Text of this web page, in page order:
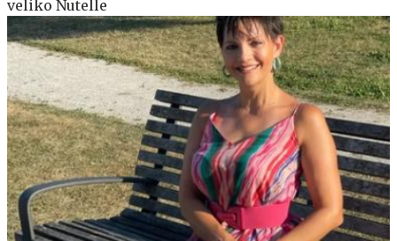
veliko Nutelle